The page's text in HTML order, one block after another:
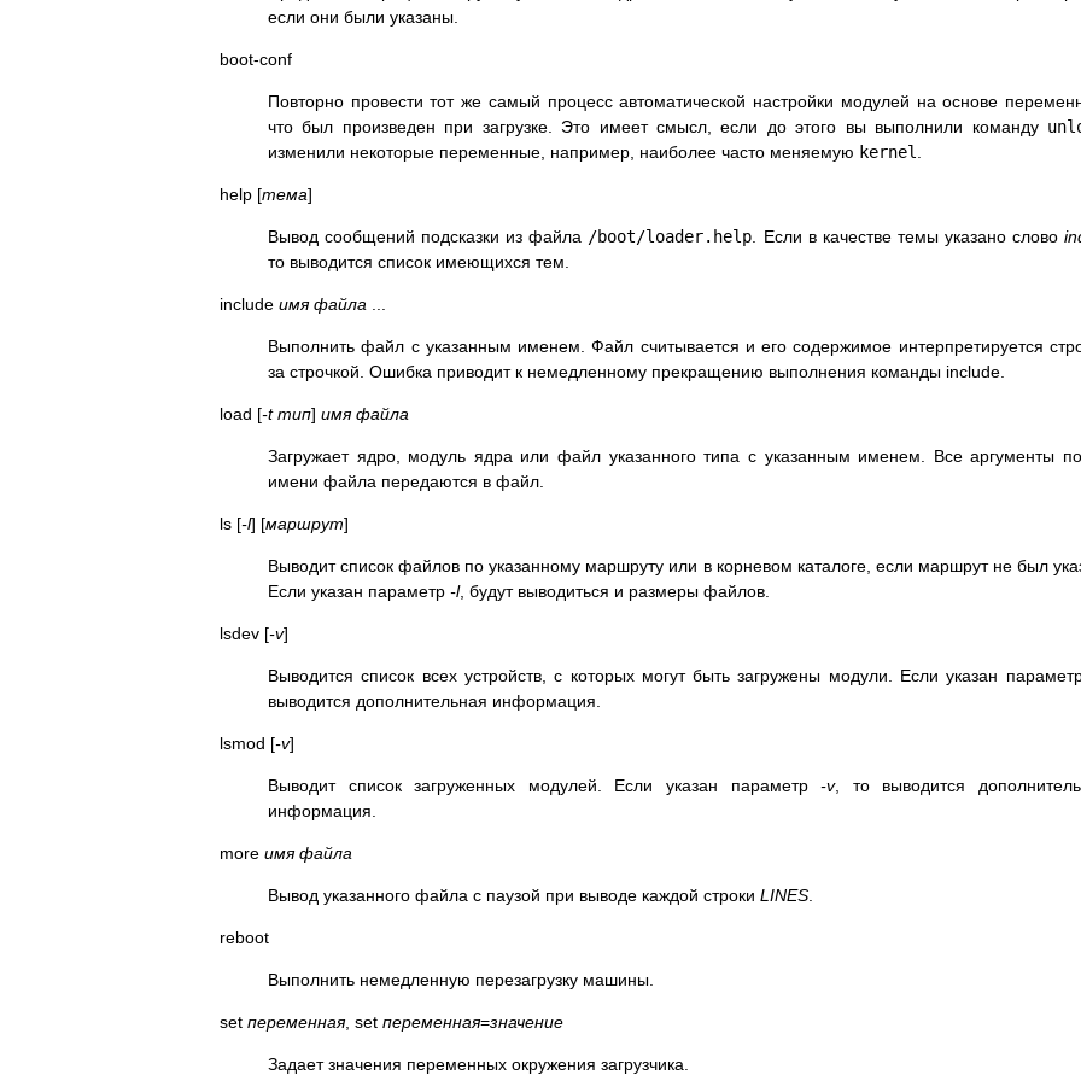
если они были указаны.
boot-conf
Повторно провести тот же самый процесс автоматической настройки модулей на основе
что был произведен при загрузке. Это имеет смысл, если до этого вы выполнили команду
изменили некоторые переменные, например, наиболее часто меняемую kernel
help [тема]
Вывод сообщений подсказки из файла /boot/loader.help . Если в качестве темы указано слово
то выводится список имеющихся тем.
include имя файла
Выполнить файл с указанным именем. Файл считывается и его содержимое интерпретируется
за строчкой. Ошибка приводит к немедленному прекращению выполнения команды include.
load [-t тип] имя файла
Загружает ядро, модуль ядра или файл указанного типа с указанным именем. Все аргументы
имени файла передаются в файл.
ls [-l] [маршрут]
Выводит список файлов по указанному маршруту или в корневом каталоге, если маршрут не был
Если указан параметр -l, будут выводиться и размеры файлов.
lsdev [-v]
Выводится список всех устройств, с которых могут быть загружены модули. Если указан
выводится дополнительная информация.
lsmod [-v]
Выводит список загруженных модулей. Если указан параметр-v, то выводится
информация.
more имя файла
Вывод указанного файла с паузой при выводе каждой строки LINES
reboot
Выполнить немедленную перезагрузку машины.
set переменная, set переменная=значение
Задает значения переменных окружения загрузчика.